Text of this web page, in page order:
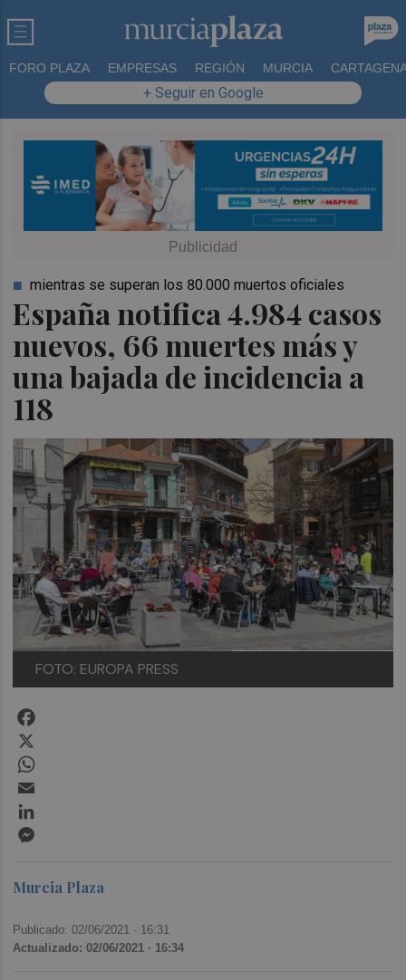
FORO PLAZA EMPRESAS REGIÓN MURCIA
+ Seguir en Google
España notifica 4.984 casos
nuevos, 66 muertes más y
una bajada de incidencia a
118
mientras se superan los 80.000 muertos oficiales
FOTO: EUROPA PRESS
Murcia Plaza
Publicado: 02/06/2021 · 16:31
Actualizado: 02/06/2021 · 16:34